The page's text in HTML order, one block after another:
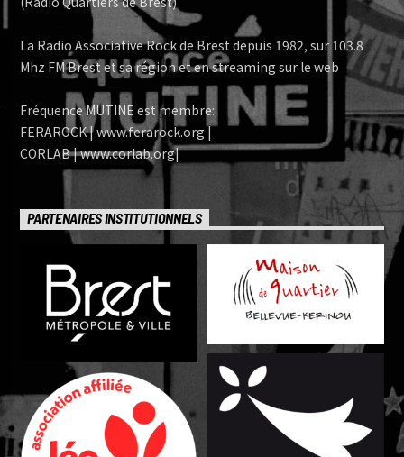
La Radio Associative Rock de Brest depuis 1982, sur 103.8
Mhz FM Brest et sa région et en streaming sur le web
Fréquence MUTINE est membre:
FERAROCK | www.ferarock.org |
CORLAB | www.corlab.org|
PARTENAIRES INSTITUTIONNELS